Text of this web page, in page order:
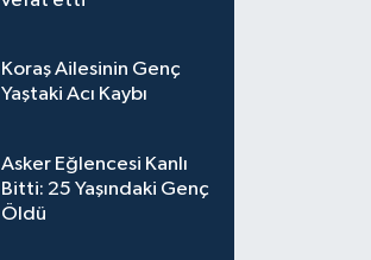
Koraş Ailesinin Genç
Yaştaki Acı Kaybı
Asker Eğlencesi Kanlı
Bitti: 25 Yaşındaki Genç
Öldü